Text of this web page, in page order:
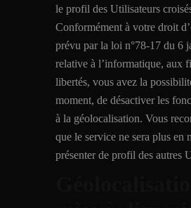
le profil des Utilisateurs
Conformément à votre droit
prévu par la loi n°78-17 du 6
relative à l’informatique, aux
libertés, vous avez la
moment, de désactiver les
à la géolocalisation. Vous
que le service ne sera plus en
présenter de profil des autres